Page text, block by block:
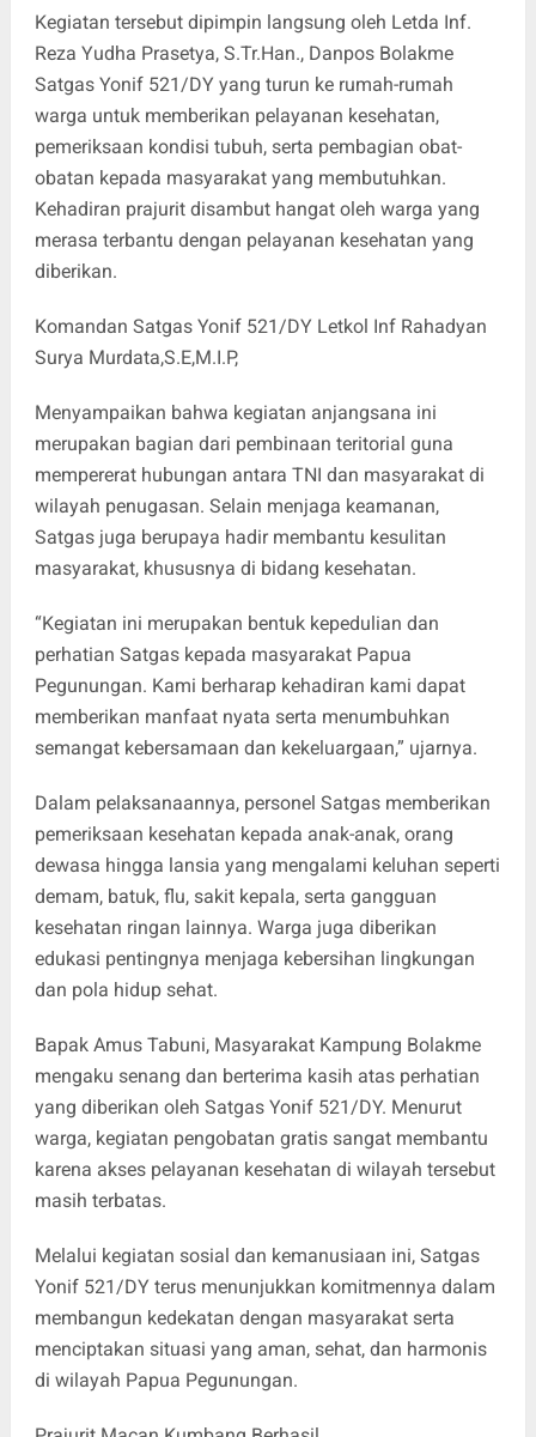
Kegiatan tersebut dipimpin langsung oleh Letda Inf.
Reza Yudha Prasetya, S.Tr.Han., Danpos Bolakme
Satgas Yonif 521/DY yang turun ke rumah-rumah
warga untuk memberikan pelayanan kesehatan,
pemeriksaan kondisi tubuh, serta pembagian obat-
obatan kepada masyarakat yang membutuhkan.
Kehadiran prajurit disambut hangat oleh warga yang
merasa terbantu dengan pelayanan kesehatan yang
diberikan.
Komandan Satgas Yonif 521/DY Letkol Inf Rahadyan
Surya Murdata,S.E,M.I.P,
Menyampaikan bahwa kegiatan anjangsana ini
merupakan bagian dari pembinaan teritorial guna
mempererat hubungan antara TNI dan masyarakat di
wilayah penugasan. Selain menjaga keamanan,
Satgas juga berupaya hadir membantu kesulitan
masyarakat, khususnya di bidang kesehatan.
“Kegiatan ini merupakan bentuk kepedulian dan
perhatian Satgas kepada masyarakat Papua
Pegunungan. Kami berharap kehadiran kami dapat
memberikan manfaat nyata serta menumbuhkan
semangat kebersamaan dan kekeluargaan,” ujarnya.
Dalam pelaksanaannya, personel Satgas memberikan
pemeriksaan kesehatan kepada anak-anak, orang
dewasa hingga lansia yang mengalami keluhan seperti
demam, batuk, flu, sakit kepala, serta gangguan
kesehatan ringan lainnya. Warga juga diberikan
edukasi pentingnya menjaga kebersihan lingkungan
dan pola hidup sehat.
Bapak Amus Tabuni, Masyarakat Kampung Bolakme
mengaku senang dan berterima kasih atas perhatian
yang diberikan oleh Satgas Yonif 521/DY. Menurut
warga, kegiatan pengobatan gratis sangat membantu
karena akses pelayanan kesehatan di wilayah tersebut
masih terbatas.
Melalui kegiatan sosial dan kemanusiaan ini, Satgas
Yonif 521/DY terus menunjukkan komitmennya dalam
membangun kedekatan dengan masyarakat serta
menciptakan situasi yang aman, sehat, dan harmonis
di wilayah Papua Pegunungan.